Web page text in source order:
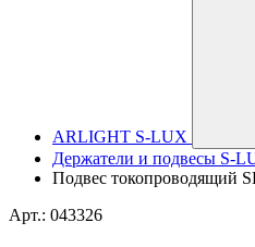
ARLIGHT S-LUX
Держатели и подвесы S-
Подвес токопроводящий
Арт.: 043326